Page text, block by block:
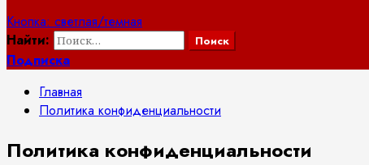
Кнопка: светлая/темная
Найти:
Подписка
Главная
Политика конфиденциальности
Политика конфиденциальности